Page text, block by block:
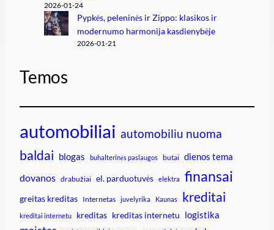
2026-01-24
Pypkės, peleninės ir Zippo: klasikos ir
modernumo harmonija kasdienybėje
2026-01-21
Temos
automobiliai automobiliu nuoma
baldai blogas buhalterinės paslaugos butai dienos tema
dovanos drabužiai el. parduotuvės elektra finansai
greitas kreditas Internetas juvelyrika Kaunas kreditai
kreditai internetu kreditas kreditas internetu logistika